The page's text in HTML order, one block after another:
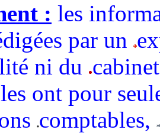
: les
par un
ni du
ont pour
comptables,